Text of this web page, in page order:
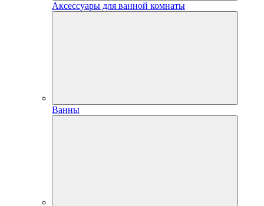
Аксессуары для ванной комнаты
Ванны